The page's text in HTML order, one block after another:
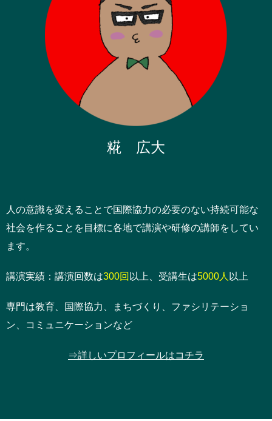
糀 広大
人の意識を変えることで国際協力の必要のない持続可能な
社会を作ることを目標に各地で講演や研修の講師をしてい
ます。
講演実績：講演回数は300回 以上、受講生は5000人 以上
専門は教育、国際協力、まちづくり、ファシリテーショ
ン、コミュニケーションなど
⇒詳しいプロフィールはコチラ